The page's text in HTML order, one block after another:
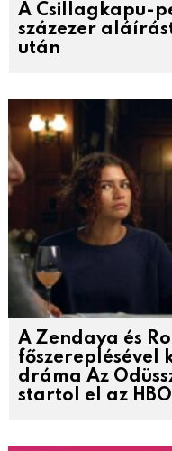
A Csillagkapu-
százezer
után
A Zendaya és
főszereplésével
dráma Az
startol el az